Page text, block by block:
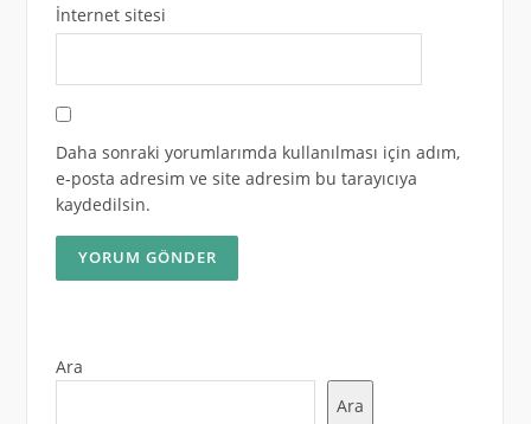
İnternet sitesi
Daha sonraki yorumlarımda kullanılması için adım,
e-posta adresim ve site adresim bu tarayıcıya
kaydedilsin.
Ara
Ara